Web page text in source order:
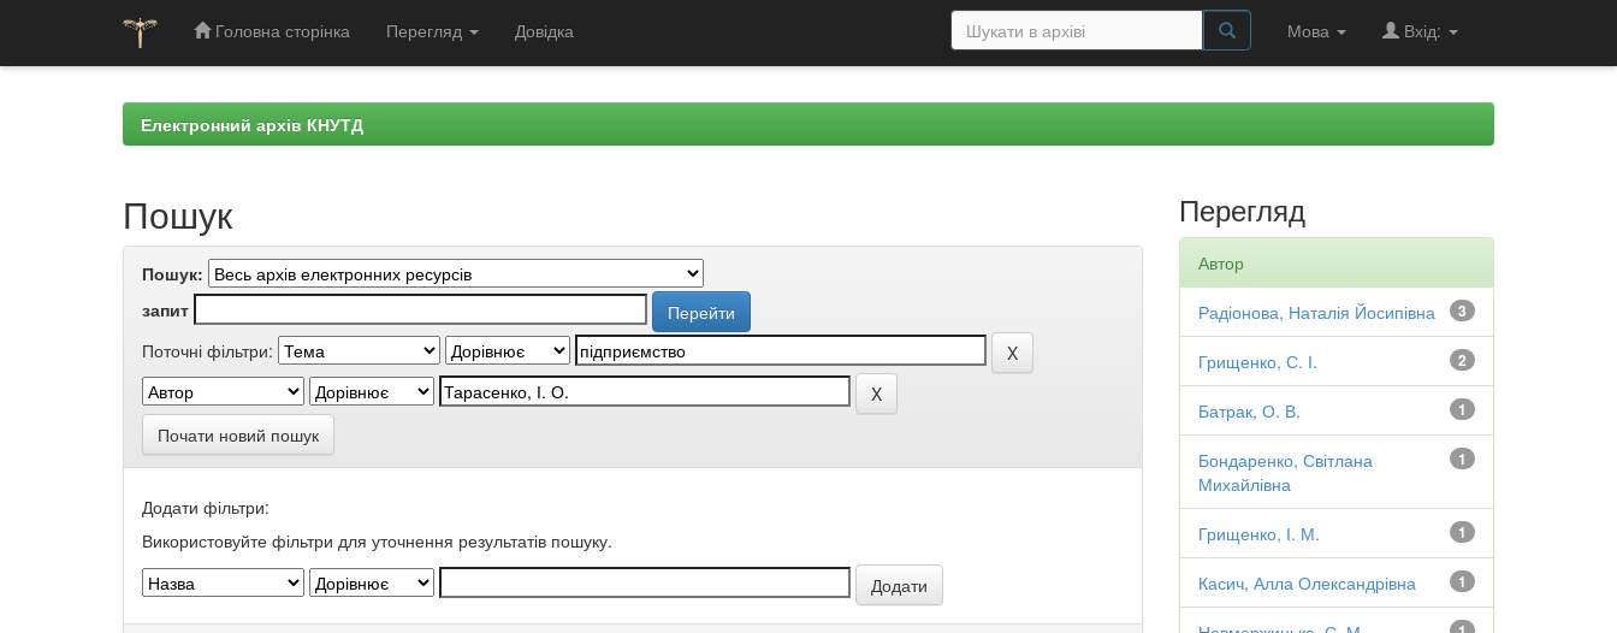
Головна сторінка Перегляд Довідка Мова Вхід:
Електронний архів КНУТД
Пошук
Пошук:
запит
Поточні фільтри:
Почати новий пошук
Додати фільтри:
Використовуйте фільтри для уточнення результатів пошуку.
Перегляд
Автор
3
Радіонова, Наталія Йосипівна
2
Грищенко, С. І.
1
Батрак, О. В.
1
Бондаренко, Світлана
Михайлівна
1
Грищенко, І. М.
1
Касич, Алла Олександрівна